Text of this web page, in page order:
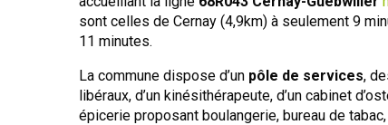
sont celles de Cernay (4,9km) à seulement 9
11 minutes.
La commune dispose d’un pôle de services,
libéraux, d’un kinésithérapeute, d’un cabinet
épicerie proposant boulangerie, bureau de